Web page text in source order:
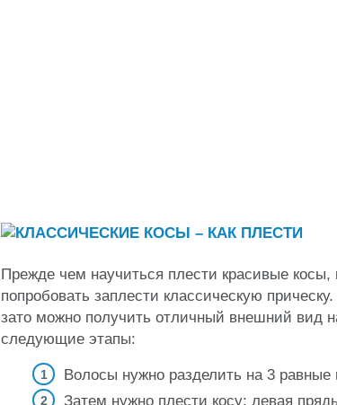
Прежде чем научиться плести красивые
попробовать заплести классическую
зато можно получить отличный внешний вид
следующие этапы:
Волосы нужно разделить на 3 равные
Затем нужно плести косу: левая